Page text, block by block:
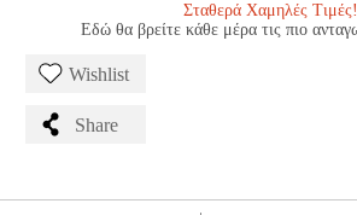
Σταθερά Χαμηλές Τιμές!
Εδώ θα βρείτε κάθε μέρα τις πιο
Wishlist
Share